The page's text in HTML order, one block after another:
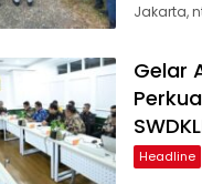
Jakarta,
Gelar
Headline